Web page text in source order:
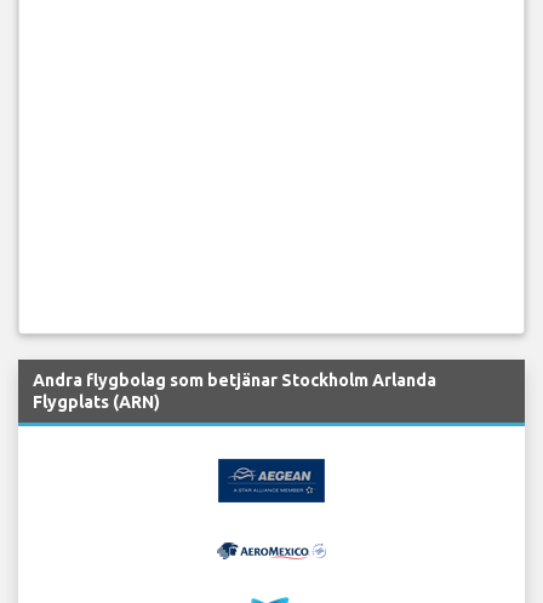
Andra flygbolag som betjänar Stockholm Arlanda
Flygplats (ARN)